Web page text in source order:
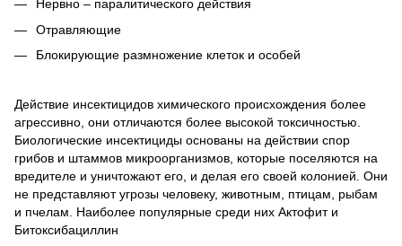
Нервно – паралитического действия
Отравляющие
Блокирующие размножение клеток и особей
Действие инсектицидов химического происхождения более
агрессивно, они отличаются более высокой токсичностью.
Биологические инсектициды основаны на действии спор
грибов и штаммов микроорганизмов, которые поселяются на
вредителе и уничтожают его, и делая его своей колонией. Они
не представляют угрозы человеку, животным, птицам, рыбам
и пчелам. Наиболее популярные среди них Актофит и
Битоксибациллин